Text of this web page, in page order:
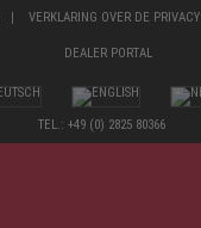
VERKLARING OVER DE PRIVACY
DEALER PORTAL
TEL.: +49 (0) 2825 80366